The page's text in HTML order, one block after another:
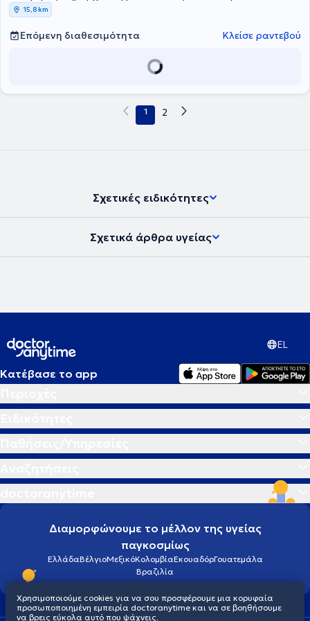
15,8 km
Επόμενη διαθεσιμότητα Κλείσε ραντεβού
1 2
Σχετικές ειδικότητες
Σχετικά άρθρα υγείας
EL
Κατέβασε το app
Διαμορφώνουμε το μέλλον της υγείας
παγκοσμίως
ΕλλάδαΒέλγιοΜεξικόΚολομβίαΕκουαδόρΓουατεμάλα
Βραζιλία
Χρησιμοποιούμε cookies για να σου προσφέρουμε μια κορυφαία
προσωποποιημένη εμπειρία doctoranytime και να σε βοηθήσουμε
να βρεις εύκολα αυτό που ψάχνεις.